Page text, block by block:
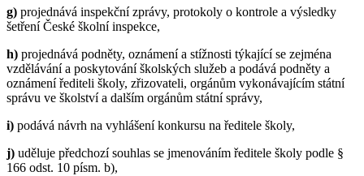
g) projednává inspekční zprávy, protokoly o kontrole a výsledky
šetření České školní inspekce,
h) projednává podněty, oznámení a stížnosti týkající se zejména
vzdělávání a poskytování školských služeb a podává podněty a
oznámení řediteli školy, zřizovateli, orgánům vykonávajícím státní
správu ve školství a dalším orgánům státní správy,
i) podává návrh na vyhlášení konkursu na ředitele školy,
j) uděluje předchozí souhlas se jmenováním ředitele školy podle §
166 odst. 10 písm. b),